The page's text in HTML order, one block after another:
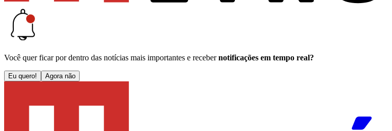
Você quer ficar por dentro das notícias mais importantes e receber notificações em tempo real?
Eu quero! Agora não